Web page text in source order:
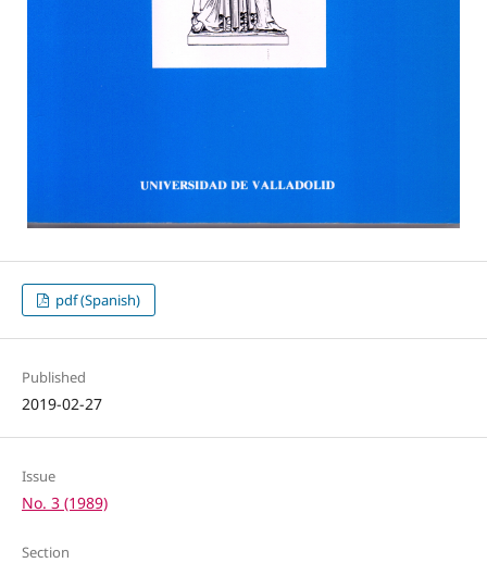
pdf (Spanish)
Published
2019-02-27
Issue
No. 3 (1989)
Section